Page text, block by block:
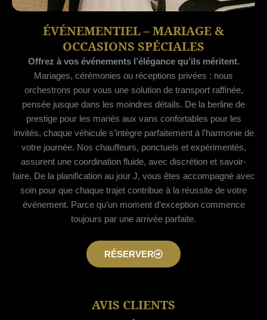
ÉVÉNEMENTIEL – MARIAGE &
OCCASIONS SPÉCIALES
Offrez à vos événements l’élégance qu’ils méritent.
Mariages, cérémonies ou réceptions privées : nous
orchestrons pour vous une solution de transport raffinée,
pensée jusque dans les moindres détails. De la berline de
prestige pour les mariés aux vans confortables pour les
invités, chaque véhicule s’intègre parfaitement à l’harmonie de
votre journée. Nos chauffeurs, ponctuels et expérimentés,
assurent une coordination fluide, avec discrétion et savoir-
faire. De la planification au jour J, vous êtes accompagné avec
soin pour que chaque trajet contribue à la réussite de votre
événement. Parce qu’un moment d’exception commence
toujours par une arrivée parfaite.
RÉSERVER
AVIS CLIENTS